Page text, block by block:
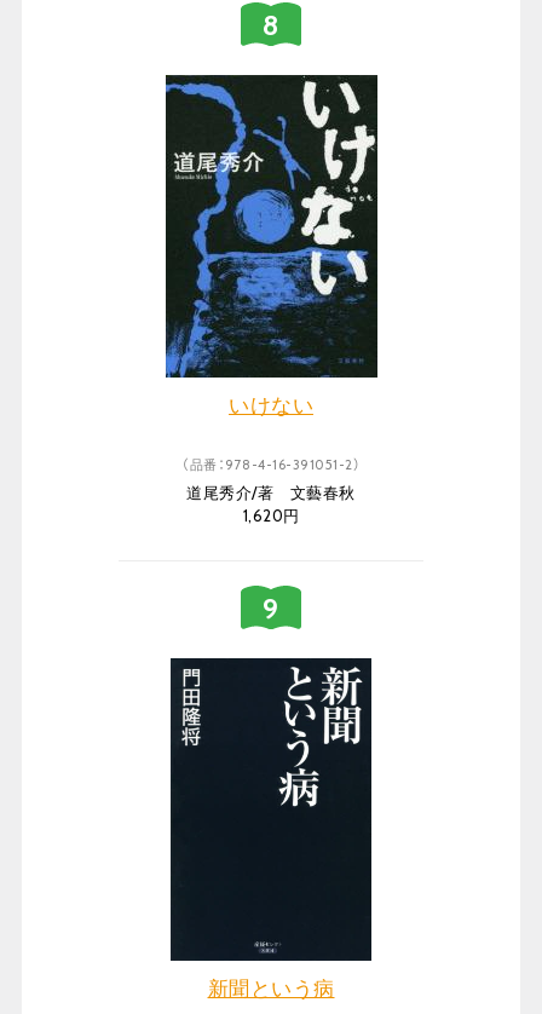
いけない
（品番：978-4-16-391051-2）
道尾秀介/著 文藝春秋
1,620円
新聞という病